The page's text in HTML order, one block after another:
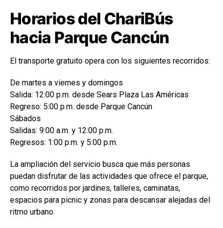
Horarios del ChariBús
hacia Parque Cancún
El transporte gratuito opera con los siguientes recorridos:
De martes a viernes y domingos
Salida: 12:00 p.m. desde Sears Plaza Las Américas
Regreso: 5:00 p.m. desde Parque Cancún
Sábados
Salidas: 9:00 a.m. y 12:00 p.m.
Regresos: 1:00 p.m. y 5:00 p.m.
La ampliación del servicio busca que más personas
puedan disfrutar de las actividades que ofrece el parque,
como recorridos por jardines, talleres, caminatas,
espacios para picnic y zonas para descansar alejadas del
ritmo urbano.